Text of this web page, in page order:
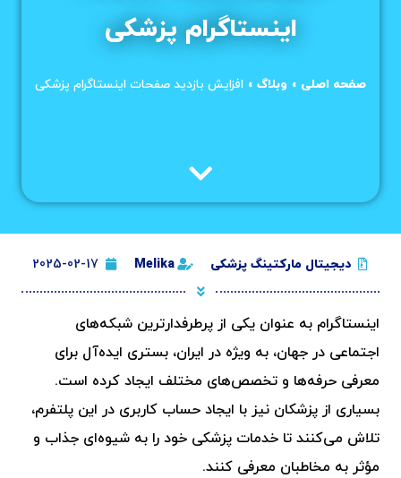
اینستاگرام پزشکی
صفحه اصلی » وبلاگ » افزایش بازدید صفحات اینستاگرام پزشکی
دیجیتال مارکتینگ پزشکی Melika
2025-02-17
اینستاگرام به عنوان یکی از پرطرفدارترین شبکه‌های
اجتماعی در جهان، به ویژه در ایران، بستری ایده‌آل برای
معرفی حرفه‌ها و تخصص‌های مختلف ایجاد کرده است.
بسیاری از پزشکان نیز با ایجاد حساب کاربری در این پلتفرم،
تلاش می‌کنند تا خدمات پزشکی خود را به شیوه‌ای جذاب و
مؤثر به مخاطبان معرفی کنند.